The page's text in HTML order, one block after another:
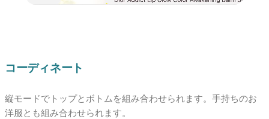
コーディネート
縦モードでトップとボトムを組み合わせられます。手持ちのお
洋服とも組み合わせられます。